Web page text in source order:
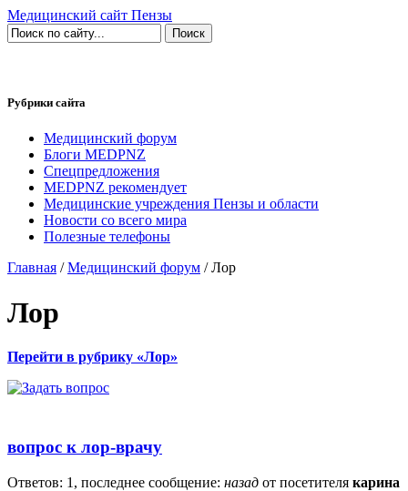
Медицинский сайт Пензы
Рубрики сайта
Медицинский форум
Блоги MEDPNZ
Спецпредложения
MEDPNZ рекомендует
Медицинские учреждения Пензы и области
Новости со всего мира
Полезные телефоны
Главная /Медицинский форум / Лор
Лор
Перейти в рубрику «Лор»
вопрос к лор-врачу
Ответов: 1, последнее сообщение: назад от посетителя карина